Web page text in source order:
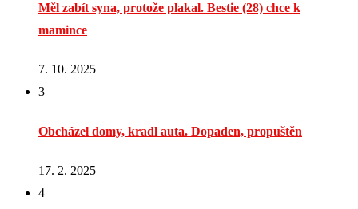
Měl zabít syna, protože plakal. Bestie (28) chce k
mamince
7. 10. 2025
3
Obcházel domy, kradl auta. Dopaden, propuštěn
17. 2. 2025
4